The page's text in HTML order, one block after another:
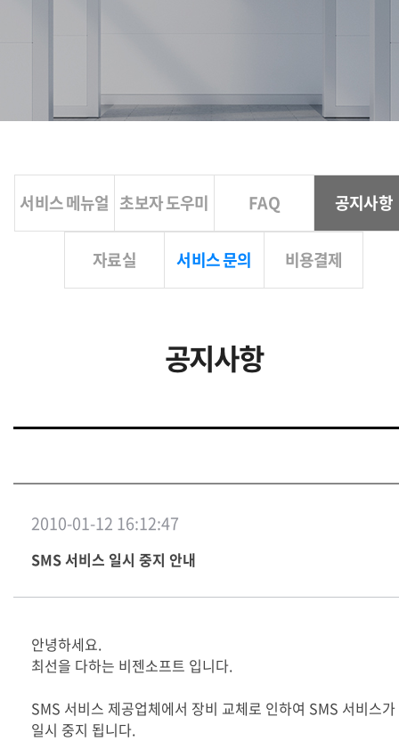
서비스 메뉴얼 초보자 도우미 FAQ 공지사항
자료실 서비스 문의 비용결제
공지사항
2010-01-12 16:12:47
SMS 서비스 일시 중지 안내
안녕하세요.
최선을 다하는 비젠소프트 입니다.
SMS 서비스 제공업체에서 장비 교체로 인하여 SMS 서비스가
일시 중지 됩니다.